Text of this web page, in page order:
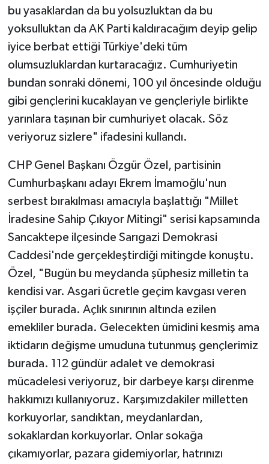
bu yasaklardan da bu yolsuzluktan da bu
yoksulluktan da AK Parti kaldıracağım deyip gelip
iyice berbat ettiği Türkiye'deki tüm
olumsuzluklardan kurtaracağız. Cumhuriyetin
bundan sonraki dönemi, 100 yıl öncesinde olduğu
gibi gençlerini kucaklayan ve gençleriyle birlikte
yarınlara taşınan bir cumhuriyet olacak. Söz
veriyoruz sizlere" ifadesini kullandı.
CHP Genel Başkanı Özgür Özel, partisinin
Cumhurbaşkanı adayı Ekrem İmamoğlu'nun
serbest bırakılması amacıyla başlattığı "Millet
İradesine Sahip Çıkıyor Mitingi" serisi kapsamında
Sancaktepe ilçesinde Sarıgazi Demokrasi
Caddesi'nde gerçekleştirdiği mitingde konuştu.
Özel, "Bugün bu meydanda şüphesiz milletin ta
kendisi var. Asgari ücretle geçim kavgası veren
işçiler burada. Açlık sınırının altında ezilen
emekliler burada. Gelecekten ümidini kesmiş ama
iktidarın değişme umuduna tutunmuş gençlerimiz
burada. 112 gündür adalet ve demokrasi
mücadelesi veriyoruz, bir darbeye karşı direnme
hakkımızı kullanıyoruz. Karşımızdakiler milletten
korkuyorlar, sandıktan, meydanlardan,
sokaklardan korkuyorlar. Onlar sokağa
çıkamıyorlar, pazara gidemiyorlar, hatrınızı